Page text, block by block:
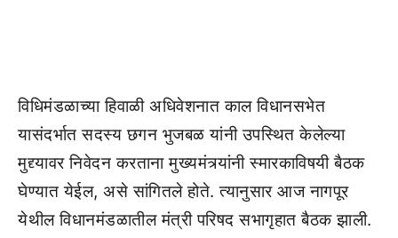
विधिमंडळाच्या हिवाळी अधिवेशनात काल विधानसभेत
यासंदर्भात सदस्य छगन भुजबळ यांनी उपस्थित केलेल्या
मुद्द्यावर निवेदन करताना मुख्यमंत्र्यांनी स्मारकाविषयी बैठक
घेण्यात येईल, असे सांगितले होते. त्यानुसार आज नागपूर
येथील विधानमंडळातील मंत्री परिषद सभागृहात बैठक झाली.